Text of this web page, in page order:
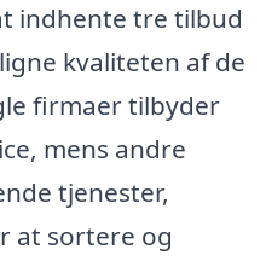
indhente tre tilbud
kvaliteten af de
firmaer tilbyder
mens andre
tjenester,
at sortere og